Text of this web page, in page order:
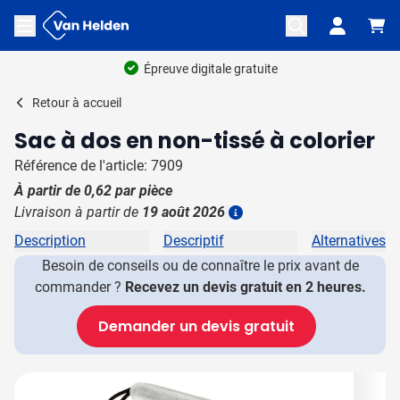
Aller au contenu
Ouvrir le menu
Épreuve digitale gratuite
Retour à accueil
Sac à dos en non-tissé à colorier
Référence de l'article: 7909
À partir de 0,62 par pièce
Livraison à partir de 19 août 2026
Description Descriptif
Alternatives
Besoin de conseils ou de connaître le prix avant de
commander ? Recevez un devis gratuit en 2 heures.
Demander un devis gratuit
Cliquez pour voir l'image en plein écran